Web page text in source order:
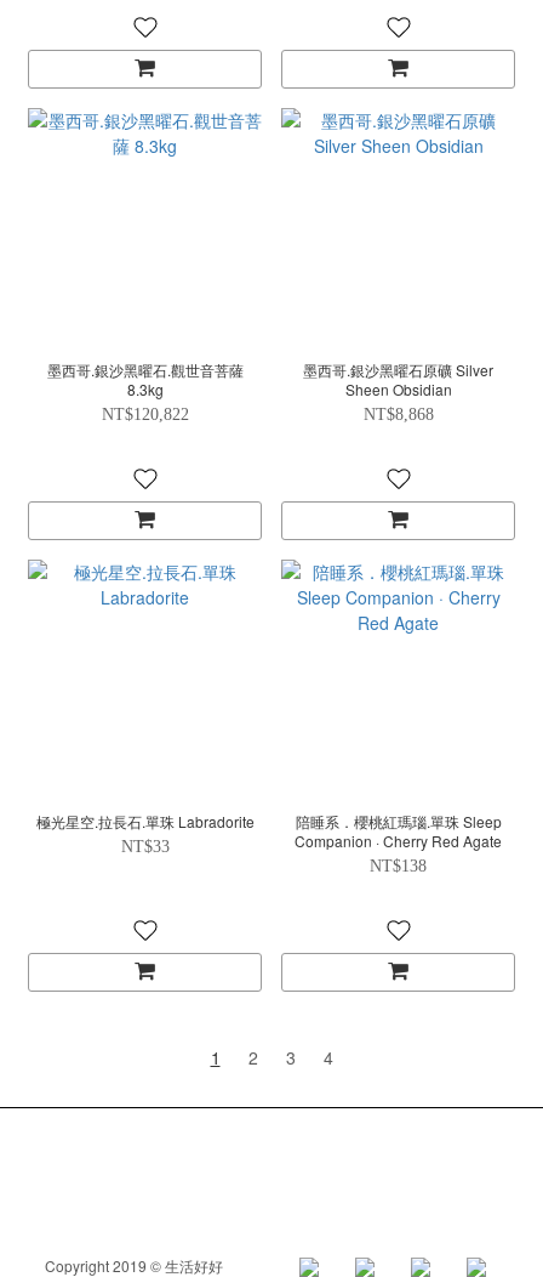
墨西哥.銀沙黑曜石.觀世音菩薩
8.3kg
NT$120,822
墨西哥.銀沙黑曜石原礦 Silver
Sheen Obsidian
NT$8,868
極光星空.拉長石.單珠 Labradorite
NT$33
陪睡系．櫻桃紅瑪瑙.單珠 Sleep
Companion · Cherry Red Agate
NT$138
1 2 3 4
Copyright 2019 © 生活好好